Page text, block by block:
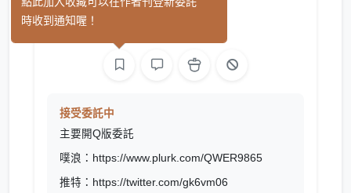
蛇玄 (21)
接受委託中
主要開Q版委託
噗浪：https://www.plurk.com/QWER9865
推特：https://twitter.com/gk6vm06
時收到通知喔！